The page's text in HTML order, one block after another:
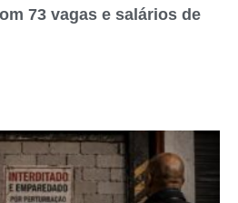
73 vagas e salários de